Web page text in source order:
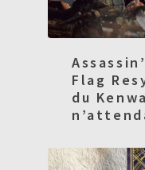
Flag
du